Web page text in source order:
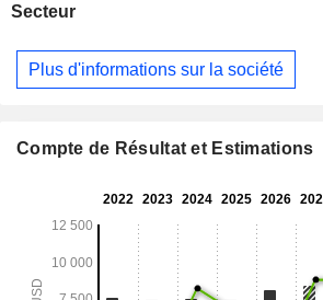
support physique (26,8%). 41,3% du CA est réalisé en
Secteur
Plus d'informations sur la société
Compte de Résultat et Estimations